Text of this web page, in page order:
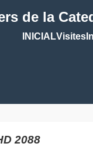
de la
INICIALVisites
2088